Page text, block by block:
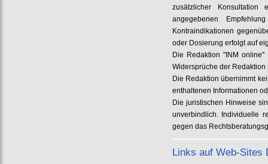
zusätzlicher
angegebenen
Kontraindikationen
oder Dosierung erfolgt auf
Die Redaktion "INM
Widersprüche der Redaktion
Die Redaktion übernimmt
enthaltenen Informationen
Die juristischen Hinweise
unverbindlich. Individuelle
gegen das
Links auf Web-Sites